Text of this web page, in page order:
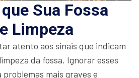
Sua Fossa
Limpeza
atento aos sinais que indicam
da fossa. Ignorar esses
mais graves e